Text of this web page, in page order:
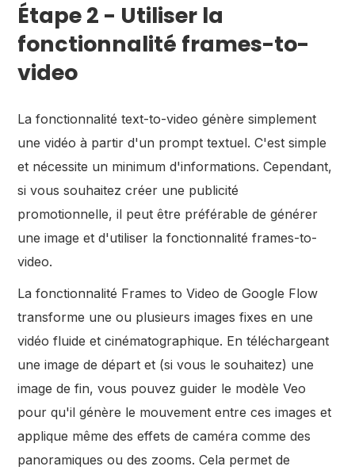
Étape 2 - Utiliser la
fonctionnalité frames-to-
video
La fonctionnalité text-to-video génère simplement
une vidéo à partir d'un prompt textuel. C'est simple
et nécessite un minimum d'informations. Cependant,
si vous souhaitez créer une publicité
promotionnelle, il peut être préférable de générer
une image et d'utiliser la fonctionnalité frames-to-
video.
La fonctionnalité Frames to Video de Google Flow
transforme une ou plusieurs images fixes en une
vidéo fluide et cinématographique. En téléchargeant
une image de départ et (si vous le souhaitez) une
image de fin, vous pouvez guider le modèle Veo
pour qu'il génère le mouvement entre ces images et
applique même des effets de caméra comme des
panoramiques ou des zooms. Cela permet de